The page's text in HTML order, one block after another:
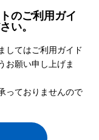
のご利用ガイ
い。
してはご利用ガイド
お願い申し上げま
っておりませんので